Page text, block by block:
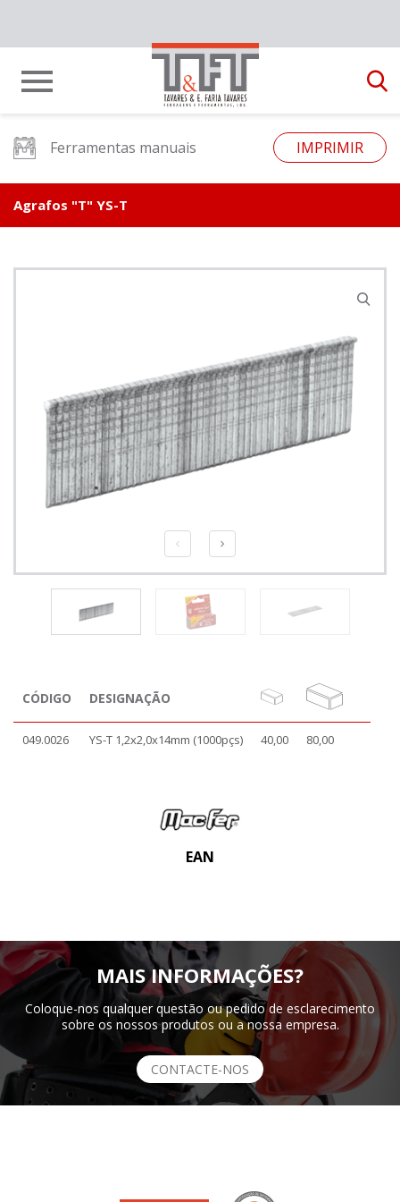
Ferramentas manuais IMPRIMIR
Agrafos "T" YS-T
CÓDIGO DESIGNAÇÃO
049.0026 YS-T 1,2x2,0x14mm (1000pçs) 40,00 80,00
EAN
MAIS INFORMAÇÕES?
Coloque-nos qualquer questão ou pedido de esclarecimento
sobre os nossos produtos ou a nossa empresa.
CONTACTE-NOS